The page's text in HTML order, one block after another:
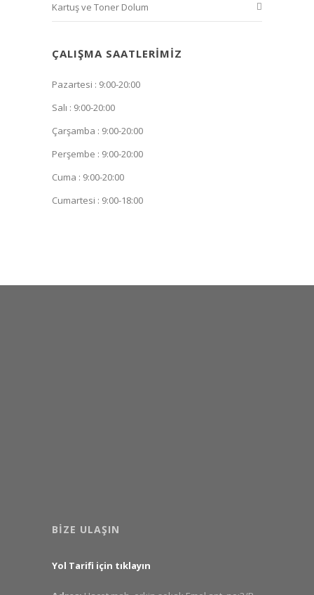
Kartuş ve Toner Dolum
ÇALIŞMA SAATLERIMIZ
Pazartesi : 9:00-20:00
Salı : 9:00-20:00
Çarşamba : 9:00-20:00
Perşembe : 9:00-20:00
Cuma : 9:00-20:00
Cumartesi : 9:00-18:00
BIZE ULAŞIN
Yol Tarifi için tıklayın